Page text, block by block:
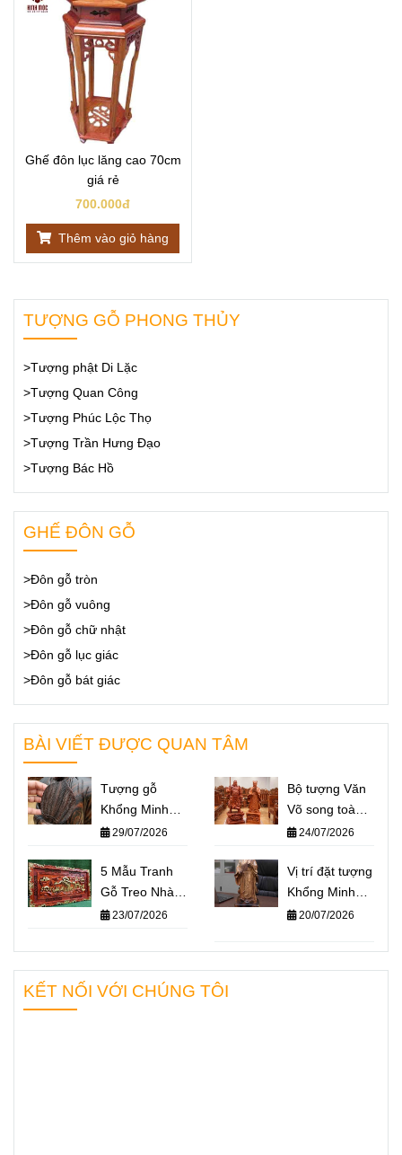
Ghế đôn lục lăng cao 70cm
giá rẻ
700.000đ
Thêm vào giỏ hàng
TƯỢNG GỖ PHONG THỦY
>Tượng phật Di Lặc
>Tượng Quan Công
>Tượng Phúc Lộc Thọ
>Tượng Trần Hưng Đạo
>Tượng Bác Hồ
GHẾ ĐÔN GỖ
>Đôn gỗ tròn
>Đôn gỗ vuông
>Đôn gỗ chữ nhật
>Đôn gỗ lục giác
>Đôn gỗ bát giác
BÀI VIẾT ĐƯỢC QUAN TÂM
Tượng gỗ
Khổng Minh
giá bao nhiêu?
mẫu tượng
Khổng Minh
nổi bật nhất
29/07/2026
Bộ tượng Văn
Võ song toàn
Khổng Minh –
nghĩa và cách
đặt trên bàn
làm việc
24/07/2026
5 Mẫu Tranh
Gỗ Treo Nhà
Thờ Họ Ý
2026
23/07/2026
Vị trí đặt tượng
Khổng Minh
chuẩn phong
gian nào giúp
“quân sư” hỗ
20/07/2026
KẾT NỐI VỚI CHÚNG TÔI